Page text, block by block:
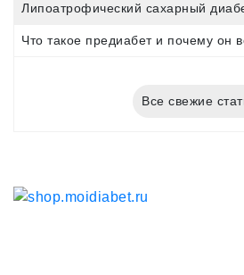
Липоатрофический сахарный
Что такое предиабет и почему он
Все свежие